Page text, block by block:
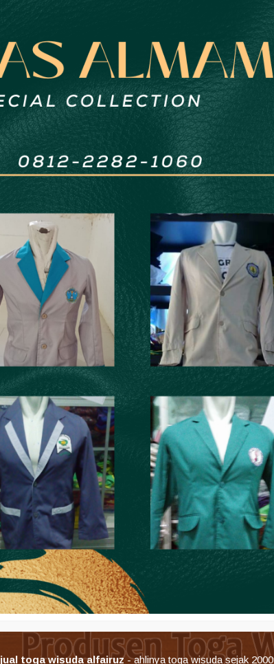
jual toga wisuda alfairuz- ahlinya toga wisuda sejak 2000